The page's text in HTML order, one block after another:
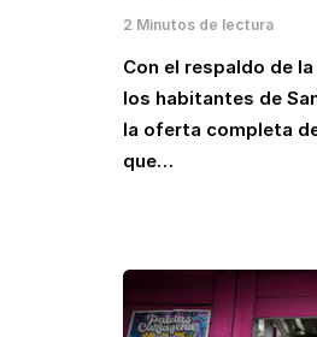
2 Minutos de lectura
Con el respaldo de
los habitantes de
la oferta completa
que…